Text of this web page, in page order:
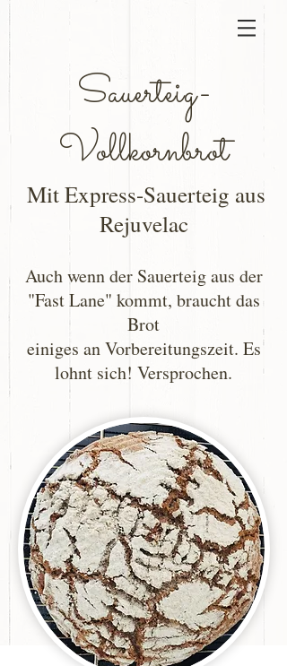
Sauerteig-
Vollkornbrot
Mit Express-Sauerteig aus
Rejuvelac
Auch wenn der Sauerteig aus der
"Fast Lane" kommt, braucht das
Brot
einiges an Vorbereitungszeit. Es
lohnt sich! Versprochen.